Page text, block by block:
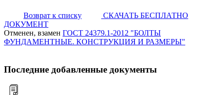
Возврат к списку
СКАЧАТЬ БЕСПЛАТНО
ДОКУМЕНТ
Отменен, взамен ГОСТ 24379.1-2012 "БОЛТЫ
ФУНДАМЕНТНЫЕ. КОНСТРУКЦИЯ И РАЗМЕРЫ"
Последние добавленные документы